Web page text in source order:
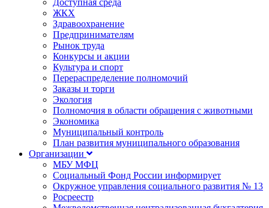
Доступная среда
ЖКХ
Здравоохранение
Предпринимателям
Рынок труда
Конкурсы и акции
Культура и спорт
Перераспределение полномочий
Заказы и торги
Экология
Полномочия в области обращения с животными
Экономика
Муниципальный контроль
План развития муниципального образования
Организации
МБУ МФЦ
Социальный Фонд России информирует
Окружное управления социального развития № 13
Росреестр